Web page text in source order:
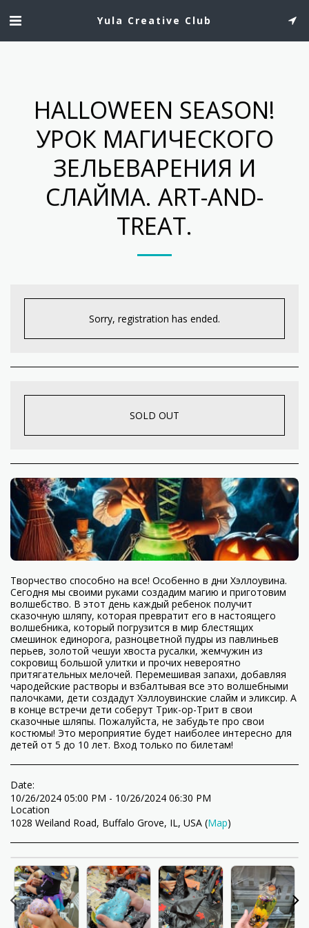
Yula Creative Club
HALLOWEEN SEASON!
УРОК МАГИЧЕСКОГО
ЗЕЛЬЕВАРЕНИЯ И
СЛАЙМА. ART-AND-
TREAT.
Sorry, registration has ended.
SOLD OUT
Творчество способно на все! Особенно в дни Хэллоувина.
Сегодня мы своими руками создадим магию и приготовим
волшебство. В этот день каждый ребенок получит
сказочную шляпу, которая превратит его в настоящего
волшебника, который погрузится в мир блестящих
смешинок единорога, разноцветной пудры из павлиньев
перьев, золотой чешуи хвоста русалки, жемчужин из
сокровищ большой улитки и прочих невероятно
притягательных мелочей. Перемешивая запахи, добавляя
чародейские растворы и взбалтывая все это волшебными
палочками, дети создадут Хэллоувинские слайм и эликсир. А
в конце встречи дети соберут Трик-ор-Трит в свои
сказочные шляпы. Пожалуйста, не забудьте про свои
костюмы! Это мероприятие будет наиболее интересно для
детей от 5 до 10 лет. Вход только по билетам!
Date:
10/26/2024 05:00 PM - 10/26/2024 06:30 PM
Location
1028 Weiland Road, Buffalo Grove, IL, USA (Map)